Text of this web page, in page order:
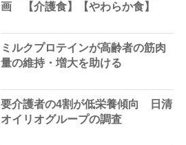
画 【介護食】【やわらか食】
ミルクプロテインが高齢者の筋肉
量の維持・増大を助ける
要介護者の4割が低栄養傾向 日清
オイリオグループの調査